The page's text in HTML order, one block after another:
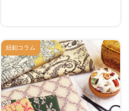
紐釦コラム